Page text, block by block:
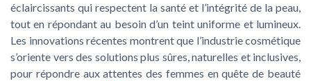
éclaircissants qui respectent la santé et l’intégrité de la peau,
tout en répondant au besoin d’un teint uniforme et lumineux.
Les innovations récentes montrent que l’industrie cosmétique
s’oriente vers des solutions plus sûres, naturelles et inclusives,
pour répondre aux attentes des femmes en quête de beauté